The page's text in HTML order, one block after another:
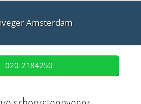
Amsterdam
020-2184250